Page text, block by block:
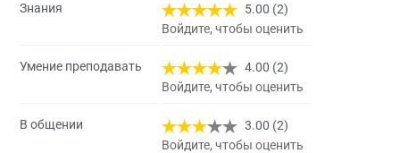
Знания
5.00 (2)
Войдите, чтобы оценить
Умение преподавать
4.00 (2)
Войдите, чтобы оценить
В общении
3.00 (2)
Войдите, чтобы оценить